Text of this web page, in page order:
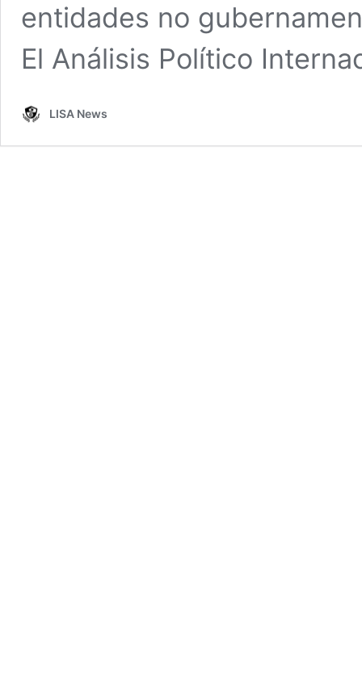
entidades no
El Análisis Político
LISA News